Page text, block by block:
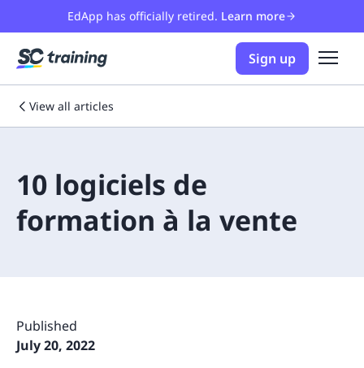
EdApp has officially retired. Learn more
Sign up
View all articles
10 logiciels de
formation à la vente
Published
July 20, 2022